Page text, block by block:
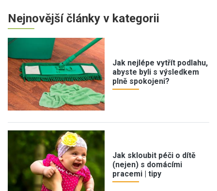
Nejnovější články v kategorii
Jak nejlépe vytřít podlahu,
abyste byli s výsledkem
plně spokojeni?
Jak skloubit péči o dítě
(nejen) s domácími
pracemi | tipy